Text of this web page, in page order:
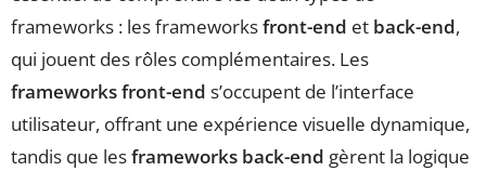
frameworks : les frameworksfront-end et back-end,
qui jouent des rôles complémentaires. Les
frameworks front-end s’occupent de l’interface
utilisateur, offrant une expérience visuelle dynamique,
tandis que lesframeworks back-end gèrent la logique